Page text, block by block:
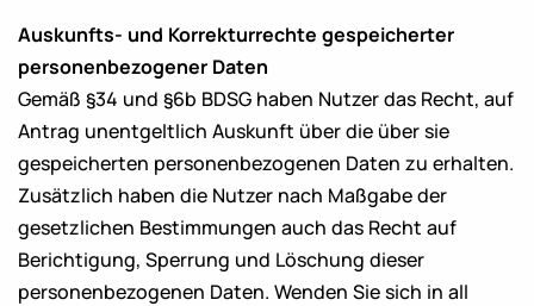
Auskunfts- und Korrekturrechte gespeicherter
personenbezogener Daten
Gemäß §34 und §6b BDSG haben Nutzer das Recht, auf
Antrag unentgeltlich Auskunft über die über sie
gespeicherten personenbezogenen Daten zu erhalten.
Zusätzlich haben die Nutzer nach Maßgabe der
gesetzlichen Bestimmungen auch das Recht auf
Berichtigung, Sperrung und Löschung dieser
personenbezogenen Daten. Wenden Sie sich in all